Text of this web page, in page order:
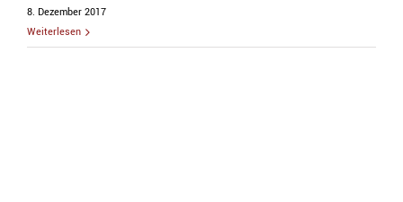
8. Dezember 2017
Weiterlesen